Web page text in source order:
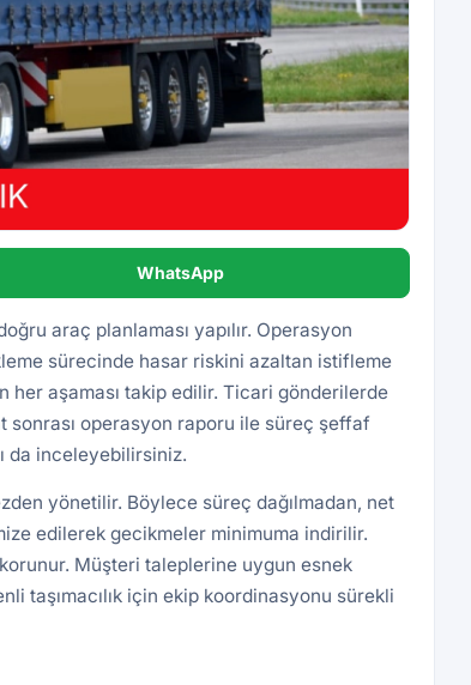
WhatsApp
araç planlaması yapılır. Operasyon
sürecinde hasar riskini azaltan istifleme
her aşaması takip edilir. Ticari gönderilerde
sonrası operasyon raporu ile süreç şeffaf
da inceleyebilirsiniz.
yönetilir. Böylece süreç dağılmadan, net
edilerek gecikmeler minimuma indirilir.
Müşteri taleplerine uygun esnek
taşımacılık için ekip koordinasyonu sürekli